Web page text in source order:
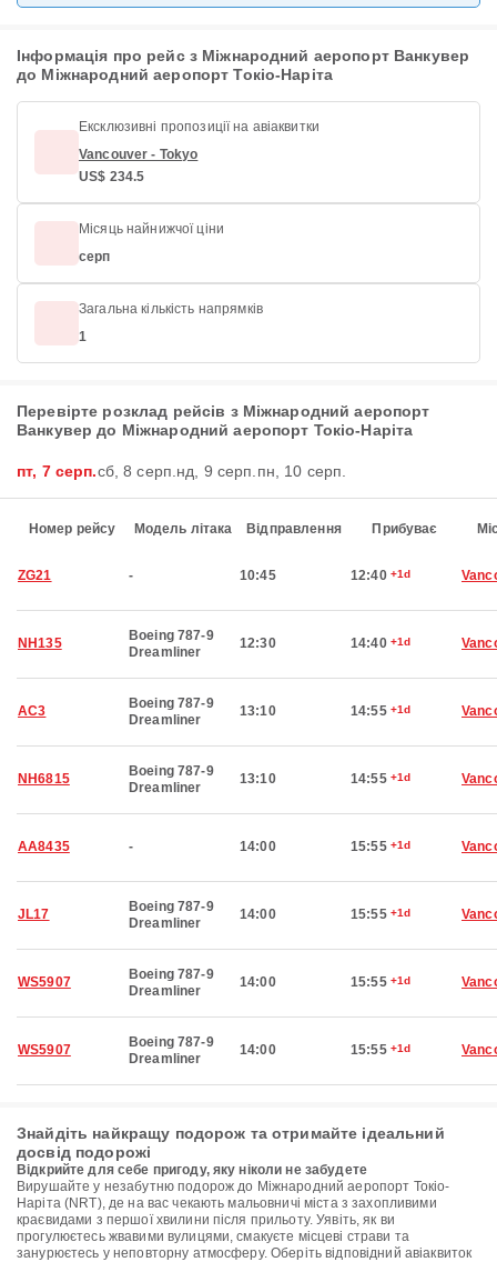
Інформація про рейс з Міжнародний аеропорт Ванкувер
до Міжнародний аеропорт Токіо-Наріта
Ексклюзивні пропозиції на авіаквитки
Vancouver - Tokyo
US$ 234.5
Місяць найнижчої ціни
серп
Загальна кількість напрямків
1
Перевірте розклад рейсів з Міжнародний аеропорт
Ванкувер до Міжнародний аеропорт Токіо-Наріта
пт, 7 серп.сб, 8 серп. нд, 9 серп. пн, 10 серп.
Номер рейсу Модель літака Відправлення Прибуває
ZG21 - 10:45 12:40 +1d
NH135
Boeing 787-9
Dreamliner
12:30 14:40 +1d
AC3
Boeing 787-9
Dreamliner
13:10 14:55 +1d
NH6815
Boeing 787-9
Dreamliner
13:10 14:55 +1d
AA8435 - 14:00 15:55 +1d
JL17
Boeing 787-9
Dreamliner
14:00 15:55 +1d
WS5907
Boeing 787-9
Dreamliner
14:00 15:55 +1d
WS5907
Boeing 787-9
Dreamliner
14:00 15:55 +1d
Знайдіть найкращу подорож та отримайте ідеальний
досвід подорожі
Відкрийте для себе пригоду, яку ніколи не забудете
Вирушайте у незабутню подорож до Міжнародний аеропорт Токіо-
Наріта (NRT), де на вас чекають мальовничі міста з захопливими
краєвидами з першої хвилини після прильоту. Уявіть, як ви
прогулюєтесь жвавими вулицями, смакуєте місцеві страви та
занурюєтесь у неповторну атмосферу. Оберіть відповідний авіаквиток